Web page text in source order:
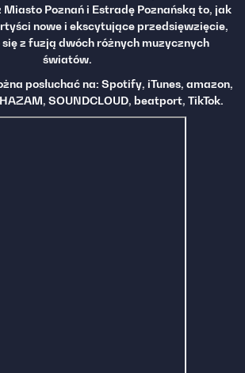
Poznań i Estradę Poznańską to, jak
nowe i ekscytujące przedsięwzięcie,
się z fuzją dwóch różnych muzycznych
światów.
posłuchać na: Spotify, iTunes, amazon,
SOUNDCLOUD, beatport, TikTok.